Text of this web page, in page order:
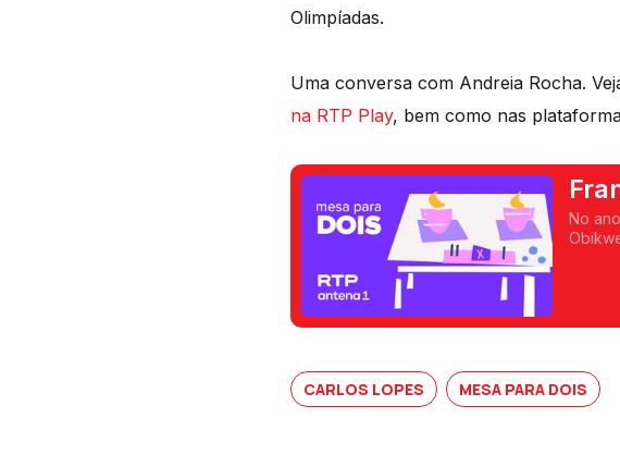
Olimpíadas.
Uma conversa com Andreia Rocha.
na RTP Play, bem como nas
No
CARLOS LOPES MESA PARA DOIS